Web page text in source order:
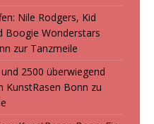
Nile Rodgers, Kid
Boogie Wonderstars
zur Tanzmeile
2500 überwiegend
KunstRasen Bonn zu